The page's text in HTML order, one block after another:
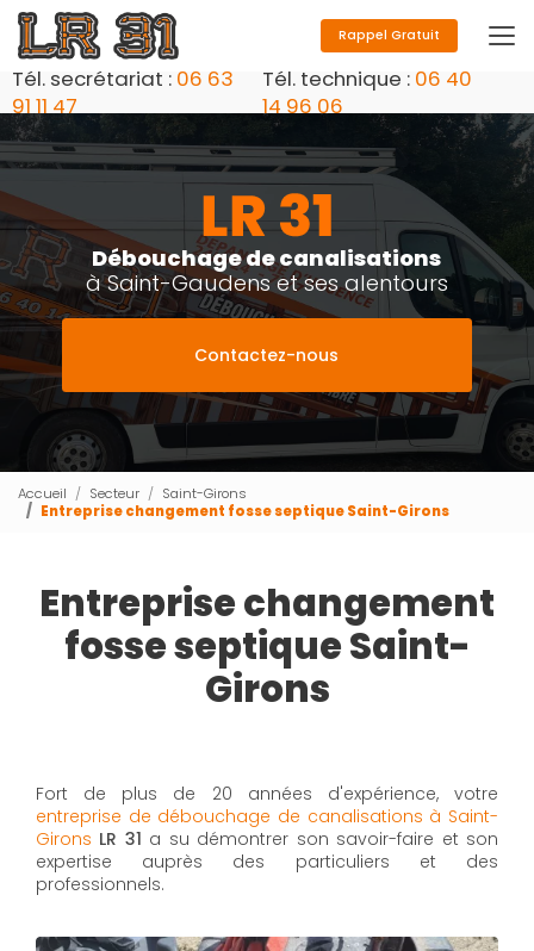
Aller
au
contenu
principal
Tél. secrétariat : 06 63
91 11 47
Tél. technique : 06 40
14 96 06
Rappel Gratuit
Débouchage de canalisations
à Saint-Gaudens et ses alentours
Contactez-nous
Accueil Secteur
Saint-Girons
Entreprise changement fosse septique Saint-Girons
Entreprise changement
fosse septique Saint-
Girons
Fort de plus de 20 années d'expérience, votre
entreprise de débouchage de canalisations à Saint-
Girons LR 31 a su démontrer son savoir-faire et son
expertise auprès des particuliers et des
professionnels.